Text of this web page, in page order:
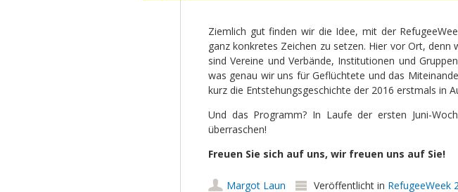
Ziemlich gut finden wir die Idee, mit der
ganz konkretes Zeichen zu setzen. Hier vor Ort,
sind Vereine und Verbände, Institutionen und
was genau wir uns für Geflüchtete und das
kurz die Entstehungsgeschichte der 2016 erstmals in
Und das Programm? In Laufe der ersten Juni-
überraschen!
Freuen Sie sich auf uns, wir freuen uns auf Sie!
Margot Laun Veröffentlicht in RefugeeWeek